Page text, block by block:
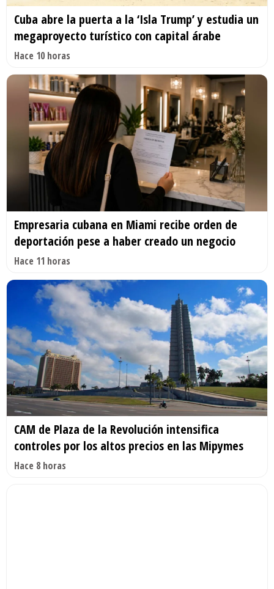
Cuba abre la puerta a la ‘Isla Trump’ y estudia un
megaproyecto turístico con capital árabe
Hace 10 horas
Empresaria cubana en Miami recibe orden de
deportación pese a haber creado un negocio
Hace 11 horas
CAM de Plaza de la Revolución intensifica
controles por los altos precios en las Mipymes
Hace 8 horas